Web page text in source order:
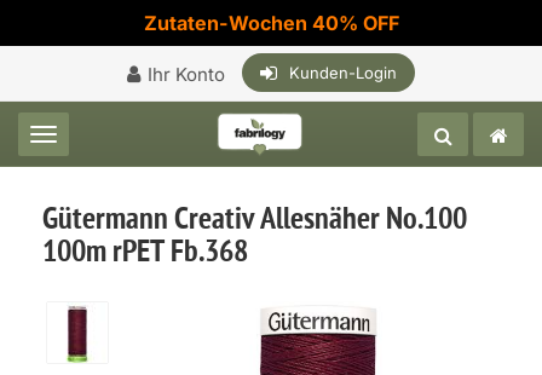
Zutaten-Wochen 40% OFF
Ihr Konto Kunden-Login
Toggle navigation
Gütermann Creativ Allesnäher No.100
100m rPET Fb.368